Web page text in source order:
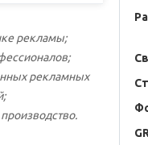
рекламы;
рекламных